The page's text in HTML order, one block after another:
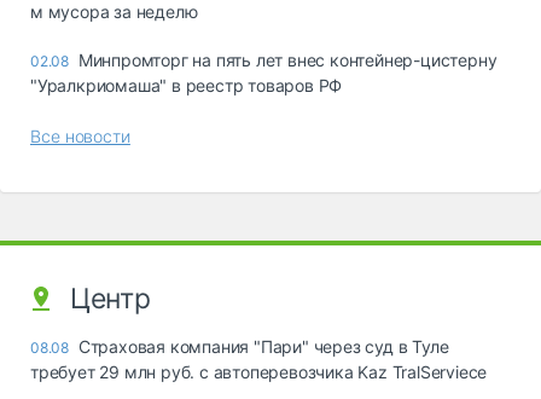
м мусора за неделю
02.08 Минпромторг на пять лет внес контейнер-цистерну
"Уралкриомаша" в реестр товаров РФ
Все новости
Центр
08.08 Страховая компания "Пари" через суд в Туле
требует 29 млн руб. с автоперевозчика Kaz TralServiece